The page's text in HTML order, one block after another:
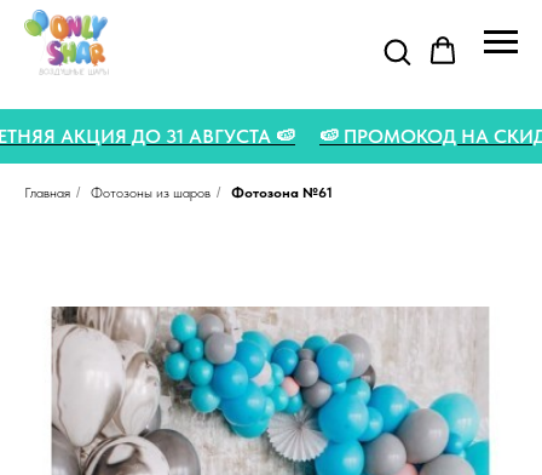
ЛЕТНЯЯ АКЦИЯ ДО 31 АВГУСТА 🍉 🍉 ПРОМОКОД НА
Главная / Фотозоны из шаров / Фотозона №61